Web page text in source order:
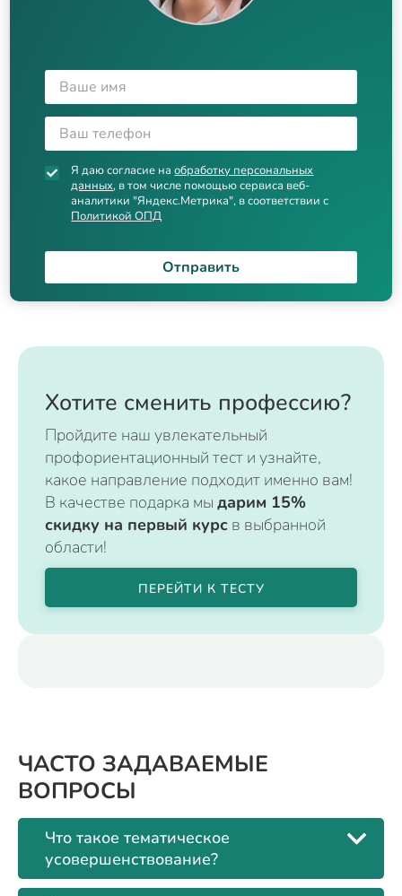
Я даю согласие наобработку персональных
данных, в том числе помощью сервиса веб-
аналитики "Яндекс.Метрика", в соответствии с
Политикой ОПД
Отправить
Хотите сменить профессию?
Пройдите наш увлекательный
профориентационный тест и узнайте,
какое направление подходит именно вам!
В качестве подарка мы дарим 15%
скидку на первый курс в выбранной
области!
ПЕРЕЙТИ К ТЕСТУ
ЧАСТО ЗАДАВАЕМЫЕ
ВОПРОСЫ
Что такое тематическое
усовершенствование?